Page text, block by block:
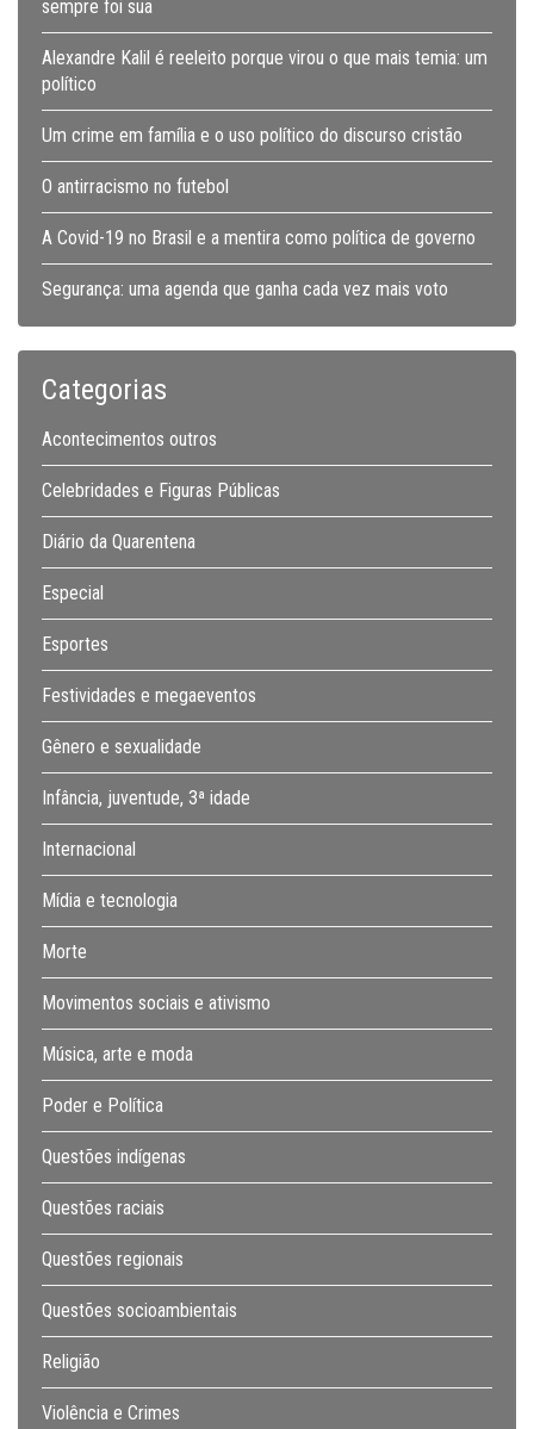
sempre foi sua
Alexandre Kalil é reeleito porque virou o que mais temia: um
político
Um crime em família e o uso político do discurso cristão
O antirracismo no futebol
A Covid-19 no Brasil e a mentira como política de governo
Segurança: uma agenda que ganha cada vez mais voto
Categorias
Acontecimentos outros
Celebridades e Figuras Públicas
Diário da Quarentena
Especial
Esportes
Festividades e megaeventos
Gênero e sexualidade
Infância, juventude, 3ª idade
Internacional
Mídia e tecnologia
Morte
Movimentos sociais e ativismo
Música, arte e moda
Poder e Política
Questões indígenas
Questões raciais
Questões regionais
Questões socioambientais
Religião
Violência e Crimes